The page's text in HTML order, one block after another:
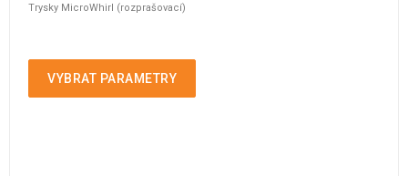
Trysky MicroWhirl (rozprašovací)
VYBRAT PARAMETRY